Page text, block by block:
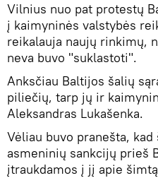
Vilnius nuo pat protestų
į kaimyninės valstybės
reikalauja naujų rinkimų,
neva buvo "suklastoti".
Anksčiau Baltijos šalių
piliečių, tarp jų ir
Aleksandras Lukašenka.
Vėliau buvo pranešta,
asmeninių sankcijų prieš
įtraukdamos į jį apie